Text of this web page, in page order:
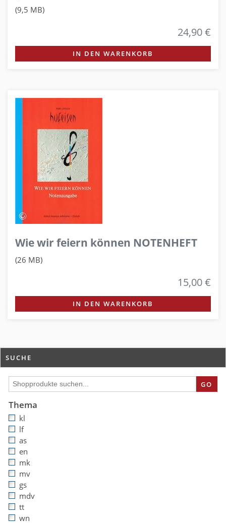
(9,5 MB)
24,90 €
IN DEN WARENKORB
Wie wir feiern können NOTENHEFT
(26 MB)
15,00 €
IN DEN WARENKORB
SUCHE
GO
Thema
kl
lf
as
en
mk
mv
gs
mdv
tt
wn